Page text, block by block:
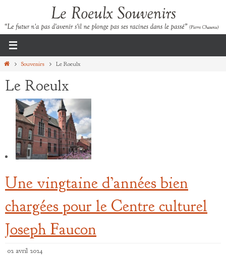
contenu
HomeSouvenirs Le Roeulx
Le Roeulx
Une vingtaine d’années bien
chargées pour le Centre culturel
Joseph Faucon
02 avril 2024